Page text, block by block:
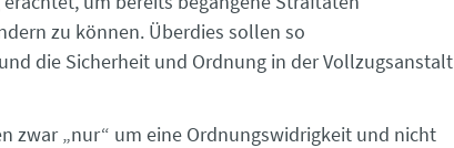
zu können. Überdies sollen so
die Sicherheit und Ordnung in der Vollzugsanstalt
zwar „nur“ um eine Ordnungswidrigkeit und nicht